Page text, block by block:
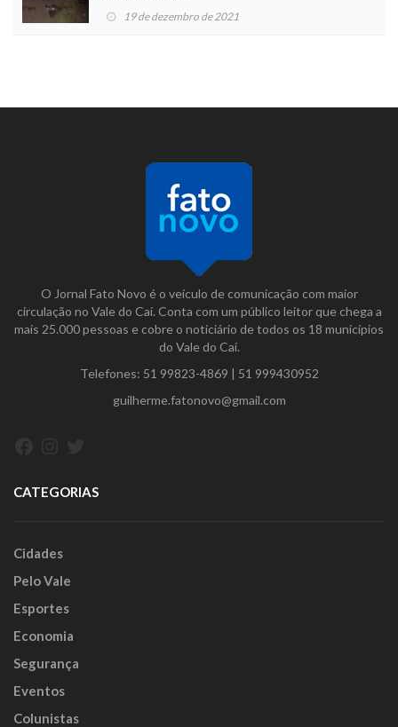
19 de dezembro de 2021
O Jornal Fato Novo é o veículo de comunicação com maior
circulação no Vale do Caí. Conta com um público leitor que chega a
mais 25.000 pessoas e cobre o noticiário de todos os 18 municípios
do Vale do Caí.
Telefones: 51 99823-4869 | 51 999430952
guilherme.fatonovo@gmail.com
CATEGORIAS
Cidades
Pelo Vale
Esportes
Economia
Segurança
Eventos
Colunistas